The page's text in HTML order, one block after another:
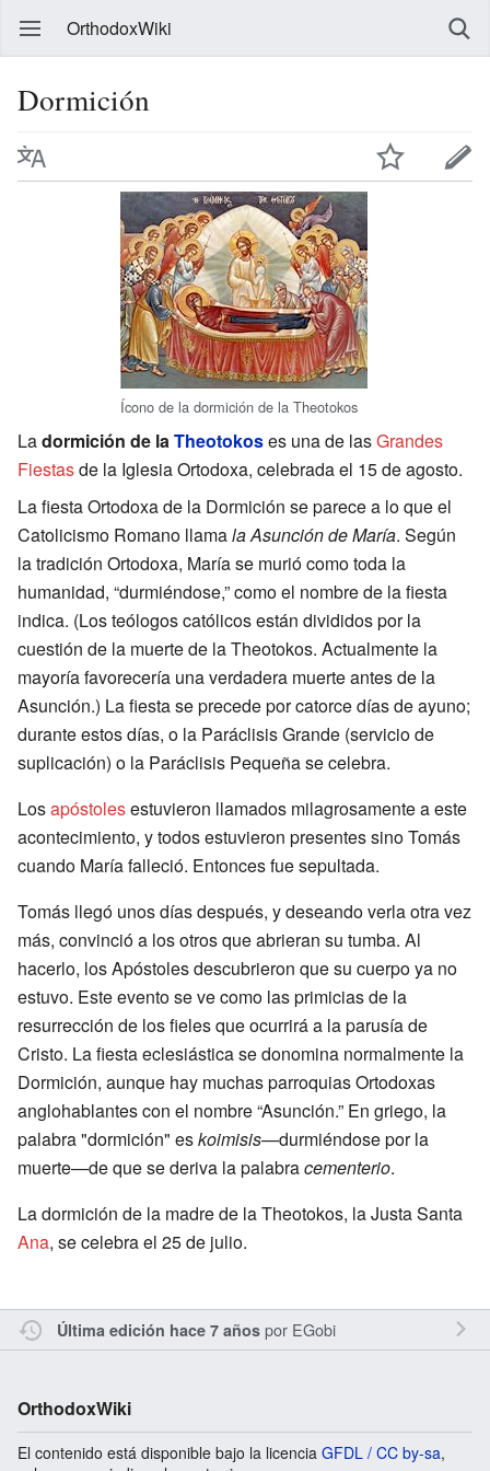
OrthodoxWiki
Dormición
Ícono de la dormición de la Theotokos
Ladormición de laTheotokoses una de lasGrandes
Fiestasde la Iglesia Ortodoxa, celebrada el 15 de agosto.
La fiesta Ortodoxa de la Dormición se parece a lo que el
Catolicismo Romano llamala Asunción de María. Según
la tradición Ortodoxa, María se murió como toda la
humanidad, “durmiéndose,” como el nombre de la fiesta
indica. (Los teólogos católicos están divididos por la
cuestión de la muerte de la Theotokos. Actualmente la
mayoría favorecería una verdadera muerte antes de la
Asunción.) La fiesta se precede por catorce días de ayuno;
durante estos días, o la Paráclisis Grande (servicio de
suplicación) o la Paráclisis Pequeña se celebra.
Losapóstolesestuvieron llamados milagrosamente a este
acontecimiento, y todos estuvieron presentes sino Tomás
cuando María falleció. Entonces fue sepultada.
Tomás llegó unos días después, y deseando verla otra vez
más, convinció a los otros que abrieran su tumba. Al
hacerlo, los Apóstoles descubrieron que su cuerpo ya no
estuvo. Este evento se ve como las primicias de la
resurrección de los fieles que ocurrirá a la parusía de
Cristo. La fiesta eclesiástica se donomina normalmente la
Dormición, aunque hay muchas parroquias Ortodoxas
anglohablantes con el nombre “Asunción.” En griego, la
palabra "dormición" eskoimisis—durmiéndose por la
muerte—de que se deriva la palabracementerio.
La dormición de la madre de la Theotokos, la Justa Santa
Ana, se celebra el 25 de julio.
Última edición hace 7 añospor EGobi
OrthodoxWiki
El contenido está disponible bajo la licencia GFDL / CC by-sa,